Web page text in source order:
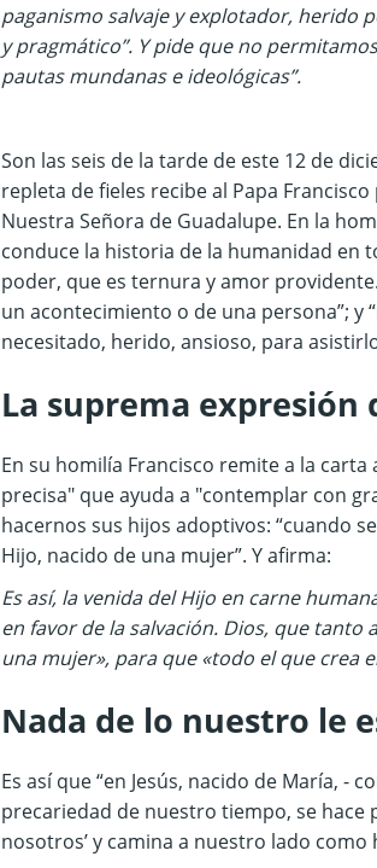
paganismo salvaje y explotador, herido
y pragmático”. Y pide que no
pautas mundanas e ideológicas”.
Son las seis de la tarde de este 12 de
repleta de fieles recibe al Papa
Nuestra Señora de Guadalupe. En la
conduce la historia de la humanidad en
poder, que es ternura y amor
un acontecimiento o de una persona”; y
necesitado, herido, ansioso, para
La suprema
En su homilía Francisco remite a la
precisa" que ayuda a "contemplar con
hacernos sus hijos adoptivos: “cuando
Hijo, nacido de una mujer”. Y afirma:
Es así, la venida del Hijo en carne
en favor de la salvación. Dios, que tanto
una mujer», para que «todo el que crea
Nada de lo nuestro le
Es así que “en Jesús, nacido de María, -
precariedad de nuestro tiempo, se hace
nosotros’ y camina a nuestro lado